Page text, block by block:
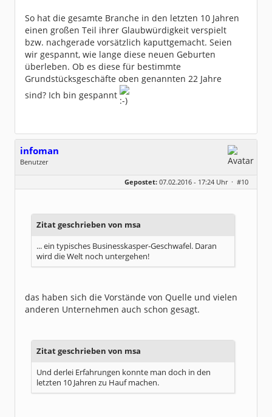
So hat die gesamte Branche in den letzten 10 Jahren
einen großen Teil ihrer Glaubwürdigkeit verspielt
bzw. nachgerade vorsätzlich kaputtgemacht. Seien
wir gespannt, wie lange diese neuen Geburten
überleben. Ob es diese für bestimmte
Grundstücksgeschäfte oben genannten 22 Jahre
sind? Ich bin gespannt
infoman
Benutzer
Dabei seit:
06 / 2008
Gepostet: 07.02.2016 - 17:24 Uhr · #10
Zitat geschrieben von msa
... ein typisches Businesskasper-Geschwafel. Daran
wird die Welt noch untergehen!
das haben sich die Vorstände von Quelle und vielen
anderen Unternehmen auch schon gesagt.
Zitat geschrieben von msa
Und derlei Erfahrungen konnte man doch in den
letzten 10 Jahren zu Hauf machen.